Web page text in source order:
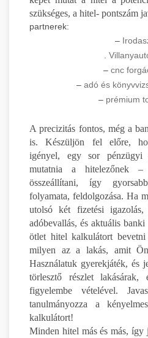
szükséges, a hitel- pontszám
partnerek:
–
– cnc
– adó és
– prémium
A precizitás fontos, még a
is. Készüljön fel előre,
igényel, egy sor pénzügyi
mutatnia a hitelezőnek –
összeállítani, így
folyamata, feldolgozása. Ha
utolsó két fizetési igazolás,
adóbevallás, és aktuális
ötlet hitel kalkulátort
milyen az a lakás, amit
Használatuk gyerekjáték, és
törlesztő részlet lakásárak,
figyelembe vételével.
tanulmányozza a
kalkulátort!
Minden hitel más és más, így